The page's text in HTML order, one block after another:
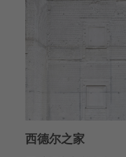
博罗铸造厂 – 过热